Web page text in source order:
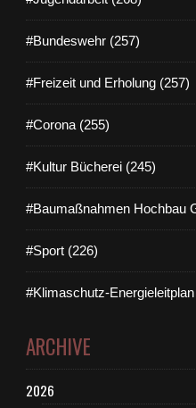
#Bundeswehr (257)
#Freizeit und Erholung (257)
#Corona (255)
#Kultur Bücherei (245)
#Baumaßnahmen Hochbau
#Sport (226)
#Klimaschutz-
ARCHIVE
2026